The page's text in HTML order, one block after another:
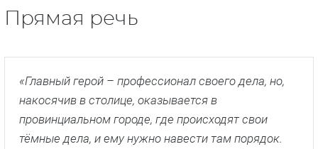
Прямая речь
«Главный герой – профессионал своего дела, но,
накосячив в столице, оказывается в
провинциальном городе, где происходят свои
тёмные дела, и ему нужно навести там порядок.